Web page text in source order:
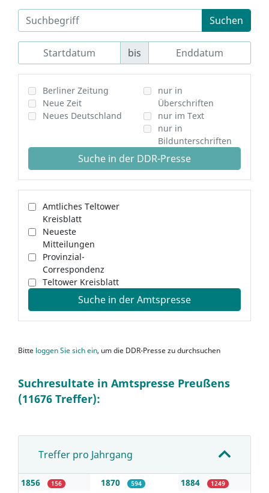
Suchen
bis
Berliner Zeitung
Neue Zeit
Neues Deutschland
nur in
Überschriften
nur im Text
nur in
Bildunterschriften
Suche in der DDR-Presse
Amtliches Teltower
Kreisblatt
Neueste
Mitteilungen
Provinzial-
Correspondenz
Teltower Kreisblatt
Suche in der Amtspresse
Bitte loggen Sie sich ein, um die DDR-Presse zu durchsuchen
Suchresultate in Amtspresse Preußens
(11676 Treffer):
Treffer pro Jahrgang
1856 156 1870 594 1884 1249